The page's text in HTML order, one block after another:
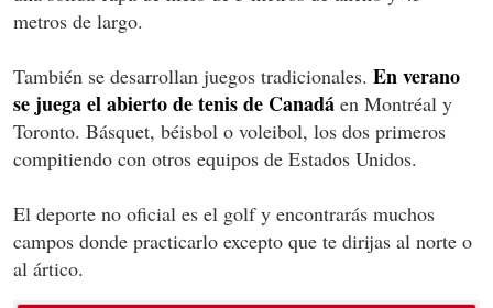
metros de largo.
También se desarrollan juegos tradicionales. En verano
se juega el abierto de tenis de Canadá en Montréal y
Toronto. Básquet, béisbol o voleibol, los dos primeros
compitiendo con otros equipos de Estados Unidos.
El deporte no oficial es el golf y encontrarás muchos
campos donde practicarlo excepto que te dirijas al norte o
al ártico.